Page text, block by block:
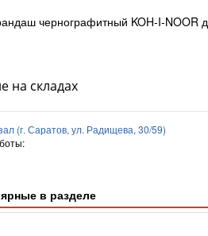
чернографитный KOH-I-NOOR
на складах
(г. Саратов, ул. Радищева, 30/59)
в разделе